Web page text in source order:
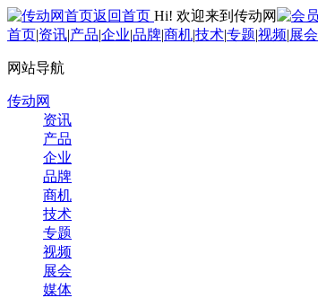
返回首页 Hi! 欢迎来到传动网
首页|资讯|产品|企业|品牌|商机|技术|专题|视频|展会
网站导航
传动网
资讯
产品
企业
品牌
商机
技术
专题
视频
展会
媒体